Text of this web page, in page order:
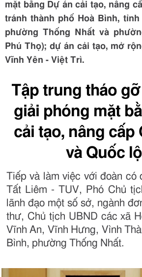
mặt bằng Dự án cải tạo, nâng
tránh thành phố Hoà Bình,
phường Thống Nhất và
Phú Thọ); dự án cải tạo, mở
Vĩnh Yên - Việt Trì.
Tập trung tháo
giải phóng mặt
cải tạo, nâng cấp
và Quốc
Tiếp và làm việc với đoàn có
Tất Liêm - TUV, Phó Chủ
lãnh đạo một số sở, ngành
thư, Chủ tịch UBND các xã
Vĩnh An, Vĩnh Hưng, Vình
Bình, phường Thống Nhất.